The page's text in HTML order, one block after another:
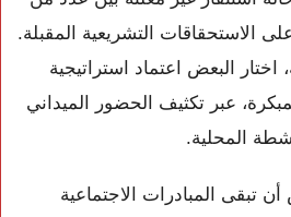
الاستحقاقات التشريعية المقبلة.
اختار البعض اعتماد استراتيجية
عبر تكثيف الحضور الميداني
المحلية.
تبقى المبادرات الاجتماعية